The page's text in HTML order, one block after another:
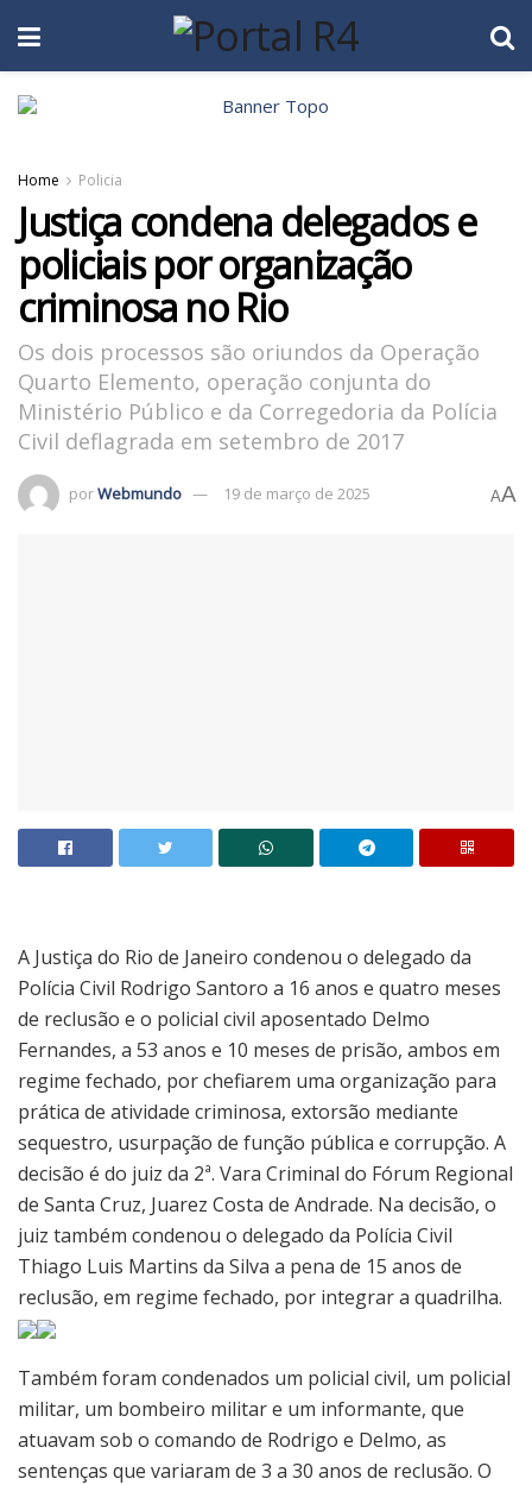
Home Policia
Justiça condena delegados e
policiais por organização
criminosa no Rio
Os dois processos são oriundos da Operação
Quarto Elemento, operação conjunta do
Ministério Público e da Corregedoria da Polícia
Civil deflagrada em setembro de 2017
porWebmundo 19 de março de 2025 AA
A Justiça do Rio de Janeiro condenou o delegado da
Polícia Civil Rodrigo Santoro a 16 anos e quatro meses
de reclusão e o policial civil aposentado Delmo
Fernandes, a 53 anos e 10 meses de prisão, ambos em
regime fechado, por chefiarem uma organização para
prática de atividade criminosa, extorsão mediante
sequestro, usurpação de função pública e corrupção. A
decisão é do juiz da 2ª. Vara Criminal do Fórum Regional
de Santa Cruz, Juarez Costa de Andrade. Na decisão, o
juiz também condenou o delegado da Polícia Civil
Thiago Luis Martins da Silva a pena de 15 anos de
reclusão, em regime fechado, por integrar a quadrilha.
Também foram condenados um policial civil, um policial
militar, um bombeiro militar e um informante, que
atuavam sob o comando de Rodrigo e Delmo, as
sentenças que variaram de 3 a 30 anos de reclusão. O